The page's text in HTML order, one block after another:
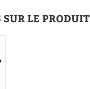
SUR LE PRODUIT